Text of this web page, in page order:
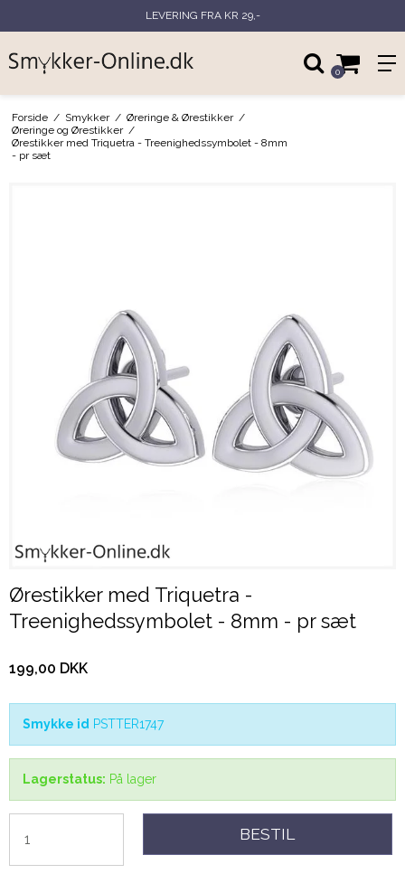
LEVERING FRA KR 29,-
0
Forside / Smykker / Øreringe & Ørestikker /
Øreringe og Ørestikker /
Ørestikker med Triquetra - Treenighedssymbolet - 8mm
- pr sæt
Ørestikker med Triquetra -
Treenighedssymbolet - 8mm - pr sæt
199,00 DKK
Smykke id PSTTER1747
Lagerstatus: På lager
BESTIL